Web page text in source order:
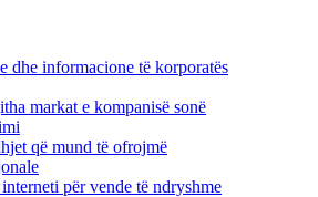
dhe informacione të korporatës
markat e kompanisë sonë
që mund të ofrojmë
për vende të ndryshme